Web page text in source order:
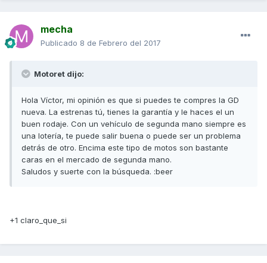
mecha
Publicado 8 de Febrero del 2017
Motoret dijo:
Hola Víctor, mi opinión es que si puedes te compres la GD
nueva. La estrenas tú, tienes la garantía y le haces el un
buen rodaje. Con un vehículo de segunda mano siempre es
una lotería, te puede salir buena o puede ser un problema
detrás de otro. Encima este tipo de motos son bastante
caras en el mercado de segunda mano.
Saludos y suerte con la búsqueda. :beer
+1 claro_que_si